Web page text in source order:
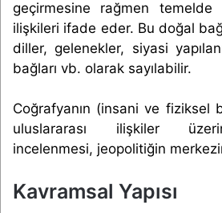
geçirmesine rağmen temelde
ilişkileri ifade eder. Bu doğal
diller, gelenekler, siyasi
bağları vb. olarak sayılabilir.
Coğrafyanın (insani ve fiziksel
uluslararası ilişkiler
incelenmesi, jeopolitiğin
Kavramsal Yapısı